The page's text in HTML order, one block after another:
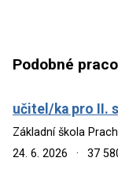
Podobné
učitel/ka pro II.
Základní škola
24. 6. 2026
· 37